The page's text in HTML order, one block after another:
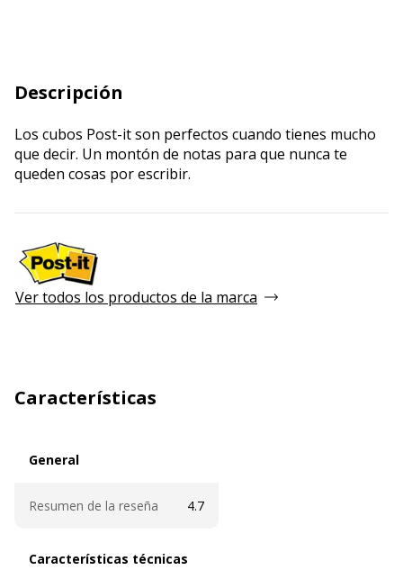
Descripción
Los cubos Post-it son perfectos cuando tienes mucho
que decir. Un montón de notas para que nunca te
queden cosas por escribir.
Ver todos los productos de la marca
Características
General
Resumen de la reseña 4.7
Características técnicas